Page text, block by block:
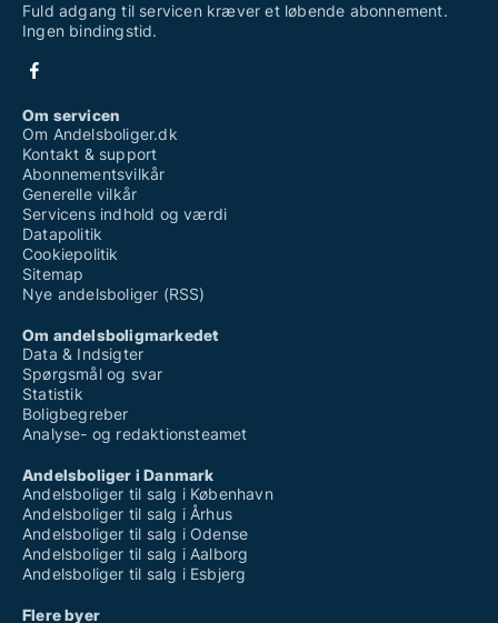
Fuld adgang til servicen kræver et løbende abonnement.
Ingen bindingstid.
Om servicen
Om Andelsboliger.dk
Kontakt & support
Abonnementsvilkår
Generelle vilkår
Servicens indhold og værdi
Datapolitik
Cookiepolitik
Sitemap
Nye andelsboliger (RSS)
Om andelsboligmarkedet
Data & Indsigter
Spørgsmål og svar
Statistik
Boligbegreber
Analyse- og redaktionsteamet
Andelsboliger i Danmark
Andelsboliger til salg i København
Andelsboliger til salg i Århus
Andelsboliger til salg i Odense
Andelsboliger til salg i Aalborg
Andelsboliger til salg i Esbjerg
Flere byer